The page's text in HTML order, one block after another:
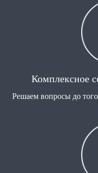
Комплексное
Решаем вопросы до